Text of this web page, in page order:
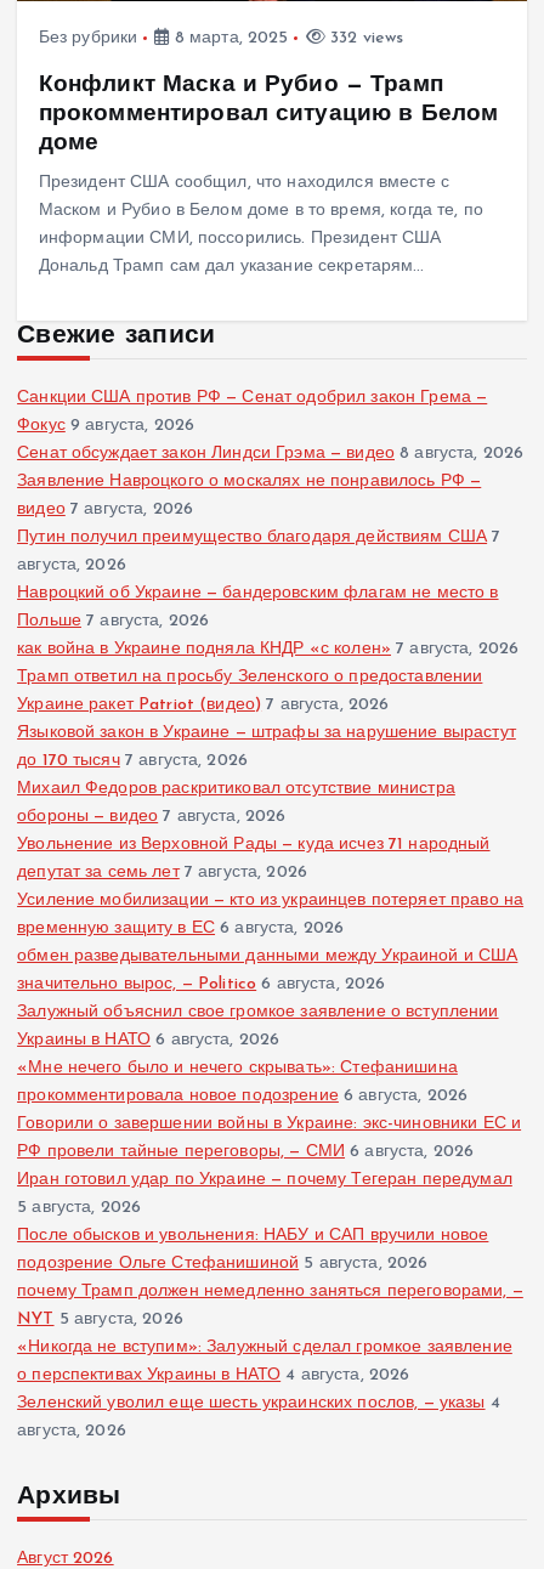
Без рубрики 8 марта, 2025 332 views
Конфликт Маска и Рубио — Трамп
прокомментировал ситуацию в Белом
доме
Президент США сообщил, что находился вместе с
Маском и Рубио в Белом доме в то время, когда те, по
информации СМИ, поссорились. Президент США
Дональд Трамп сам дал указание секретарям…
Свежие записи
Санкции США против РФ — Сенат одобрил закон Грема —
Фокус 9 августа, 2026
Сенат обсуждает закон Линдси Грэма — видео 8 августа, 2026
Заявление Навроцкого о москалях не понравилось РФ —
видео 7 августа, 2026
Путин получил преимущество благодаря действиям США 7
августа, 2026
Навроцкий об Украине — бандеровским флагам не место в
Польше 7 августа, 2026
как война в Украине подняла КНДР «с колен» 7 августа, 2026
Трамп ответил на просьбу Зеленского о предоставлении
Украине ракет Patriot (видео) 7 августа, 2026
Языковой закон в Украине — штрафы за нарушение вырастут
до 170 тысяч 7 августа, 2026
Михаил Федоров раскритиковал отсутствие министра
обороны — видео 7 августа, 2026
Увольнение из Верховной Рады — куда исчез 71 народный
депутат за семь лет 7 августа, 2026
Усиление мобилизации — кто из украинцев потеряет право на
временную защиту в ЕС 6 августа, 2026
обмен разведывательными данными между Украиной и США
значительно вырос, — Politico 6 августа, 2026
Залужный объяснил свое громкое заявление о вступлении
Украины в НАТО 6 августа, 2026
«Мне нечего было и нечего скрывать»: Стефанишина
прокомментировала новое подозрение 6 августа, 2026
Говорили о завершении войны в Украине: экс-чиновники ЕС и
РФ провели тайные переговоры, — СМИ 6 августа, 2026
Иран готовил удар по Украине — почему Тегеран передумал
5 августа, 2026
После обысков и увольнения: НАБУ и САП вручили новое
подозрение Ольге Стефанишиной 5 августа, 2026
почему Трамп должен немедленно заняться переговорами, —
NYT 5 августа, 2026
«Никогда не вступим»: Залужный сделал громкое заявление
о перспективах Украины в НАТО 4 августа, 2026
Зеленский уволил еще шесть украинских послов, — указы 4
августа, 2026
Архивы
Август 2026